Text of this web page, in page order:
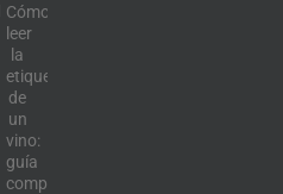
Cómo
leer
la
etiqueta
de
un
vino:
guía
completa